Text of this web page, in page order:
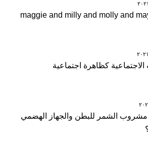
الاجتماعية كظاهرة اجتماعية
مشروب الشمر للبطن والجهاز الهضمي